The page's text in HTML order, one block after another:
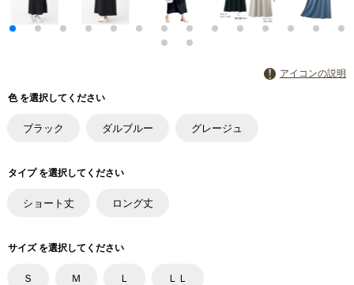
アイコンの説明
色 を選択してください
ブラック ダルブルー グレージュ
タイプ を選択してください
ショート丈 ロング丈
サイズ を選択してください
Ｓ Ｍ Ｌ ＬＬ